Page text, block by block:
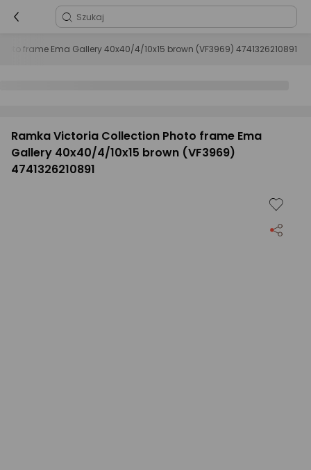
frame Ema Gallery 40x40/4/10x15 brown (VF3969) 4741326210891
Ramka Victoria Collection Photo frame Ema
Gallery 40x40/4/10x15 brown (VF3969)
4741326210891